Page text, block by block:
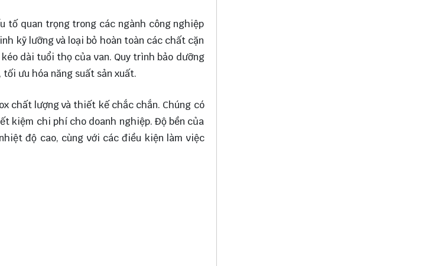
tố quan trọng trong các ngành công nghiệp
kỹ lưỡng và loại bỏ hoàn toàn các chất cặn
dài tuổi thọ của van. Quy trình bảo dưỡng
ưu hóa năng suất sản xuất.
chất lượng và thiết kế chắc chắn. Chúng có
kiệm chi phí cho doanh nghiệp. Độ bền của
độ cao, cùng với các điều kiện làm việc